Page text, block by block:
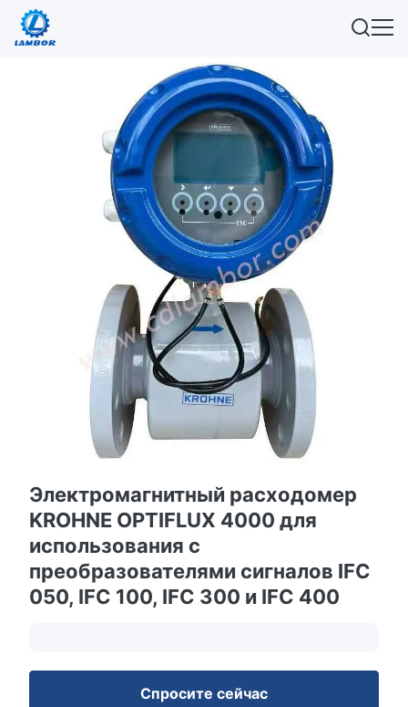
Электромагнитный расходомер
KROHNE OPTIFLUX 4000 для
использования с
преобразователями сигналов IFC
050, IFC 100, IFC 300 и IFC 400
Спросите сейчас